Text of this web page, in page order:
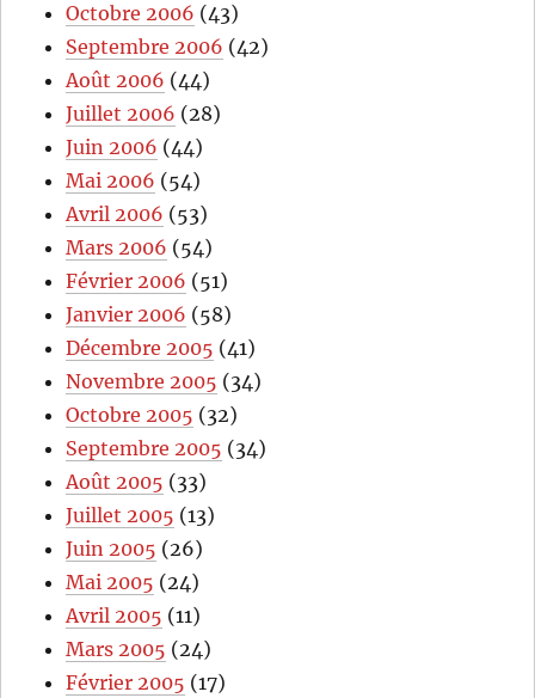
Octobre 2006 (43)
Septembre 2006 (42)
Août 2006 (44)
Juillet 2006 (28)
Juin 2006 (44)
Mai 2006 (54)
Avril 2006 (53)
Mars 2006 (54)
Février 2006 (51)
Janvier 2006 (58)
Décembre 2005 (41)
Novembre 2005 (34)
Octobre 2005 (32)
Septembre 2005 (34)
Août 2005 (33)
Juillet 2005 (13)
Juin 2005 (26)
Mai 2005 (24)
Avril 2005 (11)
Mars 2005 (24)
Février 2005 (17)